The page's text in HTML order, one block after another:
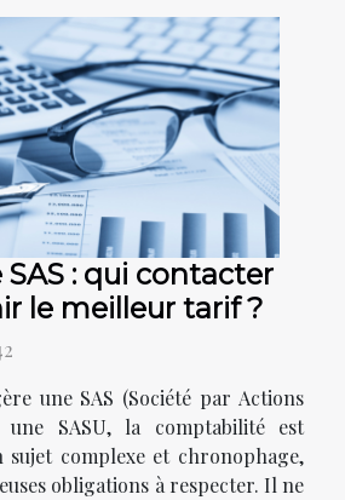
: qui contacter
le meilleur tarif ?
une SAS (Société par Actions
une SASU, la comptabilité est
sujet complexe et chronophage,
obligations à respecter. Il ne